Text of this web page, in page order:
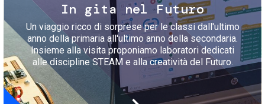
In gita nel Futuro
Un viaggio ricco di sorprese per le classi dall'ultimo
anno della primaria all'ultimo anno della secondaria.
Insieme alla visita proponiamo laboratori dedicati
alle discipline STEAM e alla creatività del Futuro.